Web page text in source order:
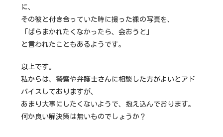
に、
その彼と付き合っていた時に撮った裸の写真を、
「ばらまかれたくなかったら、会おうと」
と言われたこともあるようです。
以上です。
私からは、警察や弁護士さんに相談した方がよいとアド
バイスしておりますが、
あまり大事にしたくないようで、抱え込んでおります。
何か良い解決策は無いものでしょうか？